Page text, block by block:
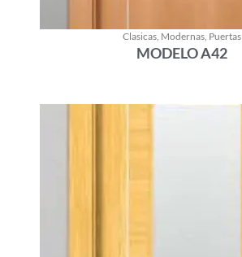
Clasicas Modernas Puertas
MODELO A42